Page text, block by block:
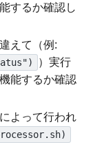
するか確認し
えて（例:
）実行
能するか確認
によって行われ